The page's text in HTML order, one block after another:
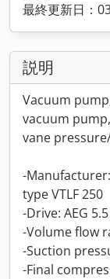
最終更新日：
説明
Vacuum
vacuum
vane
-
type VTLF 250
-Drive: AEG
-Volume flow
-Suction
-Final